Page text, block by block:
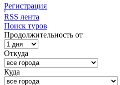
Регистрация
RSS лента
Поиск туров
Продолжительность от
Откуда
Куда